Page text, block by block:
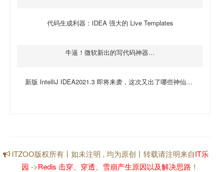
代码生成利器：IDEA 强大的 Live Templates
牛逼！微软新出的写代码神器…
新版 IntelliJ IDEA2021.3 即将来袭，这次又出了哪些神仙功能！
ITZOO版权所有丨如未注明 , 均为原创丨转载请注明来自IT乐
园 ->Redis 击穿、穿透、雪崩产生原因以及解决思路 ！